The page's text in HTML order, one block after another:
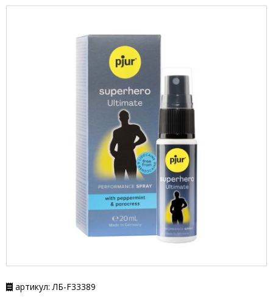
артикул: ЛБ-F33389